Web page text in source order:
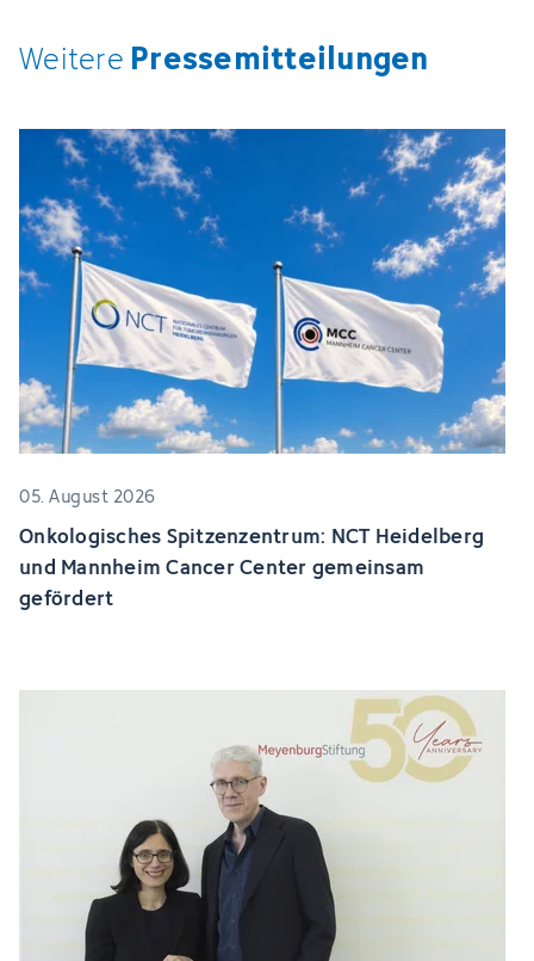
Weitere Pressemitteilungen
05. August 2026
Onkologisches Spitzenzentrum: NCT Heidelberg
und Mannheim Cancer Center gemeinsam
gefördert